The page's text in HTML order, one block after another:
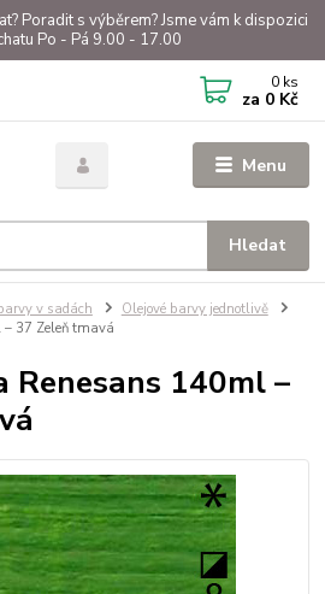
Poradit s výběrem? Jsme vám k dispozici
Po - Pá 9.00 - 17.00
Menu
Hledat
0 ks
za 0 Kč
v sadách
Olejové barvy jednotlivě
37 Zeleň tmavá
Renesans 140ml –